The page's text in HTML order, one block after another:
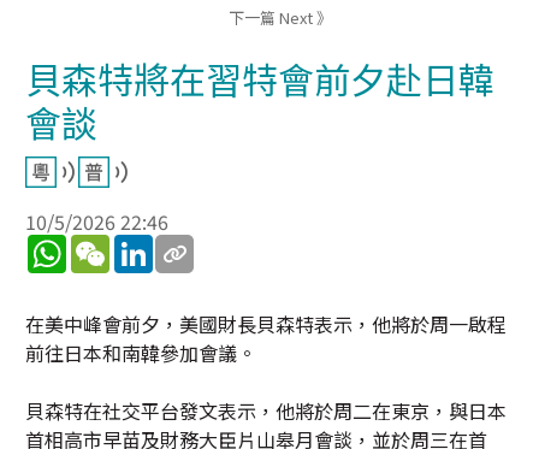
下一篇 Next 》
貝森特將在習特會前夕赴日韓
會談
10/5/2026 22:46
WhatsApp
WeChatLinkedIn
在美中峰會前夕，美國財長貝森特表示，他將於周一啟程
前往日本和南韓參加會議。
貝森特在社交平台發文表示，他將於周二在東京，與日本
首相高市早苗及財務大臣片山皋月會談，並於周三在首